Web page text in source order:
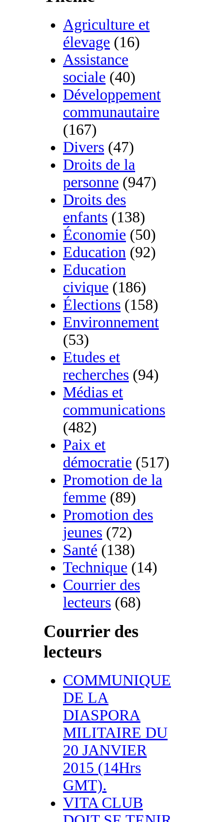
Agriculture et
élevage (16)
Assistance
sociale (40)
Développement
communautaire
(167)
Divers (47)
Droits de la
personne (947)
Droits des
enfants (138)
Économie (50)
Education (92)
Education
civique (186)
Élections (158)
Environnement
(53)
Etudes et
recherches (94)
Médias et
communications
(482)
Paix et
démocratie (517)
Promotion de la
femme (89)
Promotion des
jeunes (72)
Santé (138)
Technique (14)
Courrier des
lecteurs (68)
Courrier des
lecteurs
COMMUNIQUE
DE LA
DIASPORA
MILITAIRE DU
20 JANVIER
2015 (14Hrs
GMT).
VITA CLUB